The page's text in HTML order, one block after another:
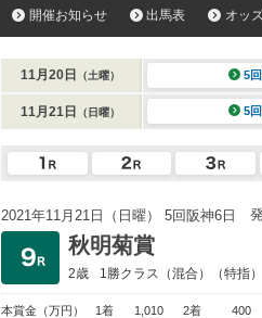
開催お知らせ 出馬表 オッ
11月20日 （土曜） 5
11月21日 （日曜） 5
2021年11月21日（日曜） 5回阪神6日
秋明菊賞
2歳 1勝クラス （混合）（特指）
本賞金 （万円） 1着 1,010 2着 400